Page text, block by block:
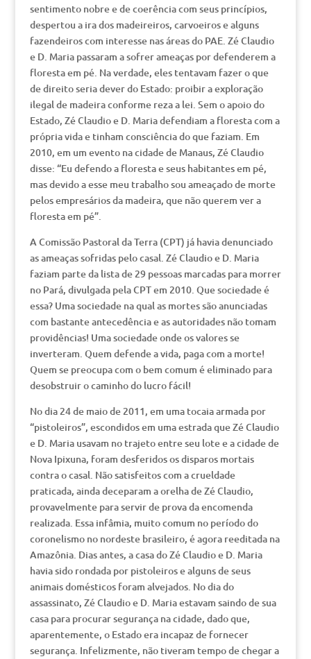
sentimento nobre e de coerência com seus princípios,
despertou a ira dos madeireiros, carvoeiros e alguns
fazendeiros com interesse nas áreas do PAE. Zé Claudio
e D. Maria passaram a sofrer ameaças por defenderem a
floresta em pé. Na verdade, eles tentavam fazer o que
de direito seria dever do Estado: proibir a exploração
ilegal de madeira conforme reza a lei. Sem o apoio do
Estado, Zé Claudio e D. Maria defendiam a floresta com a
própria vida e tinham consciência do que faziam. Em
2010, em um evento na cidade de Manaus, Zé Claudio
disse: “Eu defendo a floresta e seus habitantes em pé,
mas devido a esse meu trabalho sou ameaçado de morte
pelos empresários da madeira, que não querem ver a
floresta em pé”.
A Comissão Pastoral da Terra (CPT) já havia denunciado
as ameaças sofridas pelo casal. Zé Claudio e D. Maria
faziam parte da lista de 29 pessoas marcadas para morrer
no Pará, divulgada pela CPT em 2010. Que sociedade é
essa? Uma sociedade na qual as mortes são anunciadas
com bastante antecedência e as autoridades não tomam
providências! Uma sociedade onde os valores se
inverteram. Quem defende a vida, paga com a morte!
Quem se preocupa com o bem comum é eliminado para
desobstruir o caminho do lucro fácil!
No dia 24 de maio de 2011, em uma tocaia armada por
“pistoleiros”, escondidos em uma estrada que Zé Claudio
e D. Maria usavam no trajeto entre seu lote e a cidade de
Nova Ipixuna, foram desferidos os disparos mortais
contra o casal. Não satisfeitos com a crueldade
praticada, ainda deceparam a orelha de Zé Claudio,
provavelmente para servir de prova da encomenda
realizada. Essa infâmia, muito comum no período do
coronelismo no nordeste brasileiro, é agora reeditada na
Amazônia. Dias antes, a casa do Zé Claudio e D. Maria
havia sido rondada por pistoleiros e alguns de seus
animais domésticos foram alvejados. No dia do
assassinato, Zé Claudio e D. Maria estavam saindo de sua
casa para procurar segurança na cidade, dado que,
aparentemente, o Estado era incapaz de fornecer
segurança. Infelizmente, não tiveram tempo de chegar a